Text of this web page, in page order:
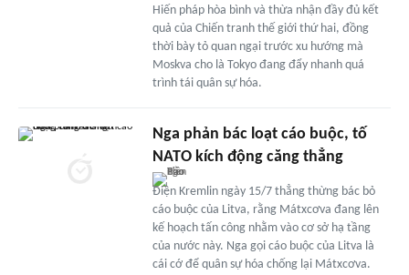
Hiến pháp hòa bình và thừa nhận đầy đủ kết
quả của Chiến tranh thế giới thứ hai, đồng
thời bày tỏ quan ngại trước xu hướng mà
Moskva cho là Tokyo đang đẩy nhanh quá
trình tái quân sự hóa.
Nga phản bác loạt cáo buộc, tố
NATO kích động căng thẳng
Điện Kremlin ngày 15/7 thẳng thừng bác bỏ
cáo buộc của Litva, rằng Mátxcơva đang lên
kế hoạch tấn công nhằm vào cơ sở hạ tầng
của nước này. Nga gọi cáo buộc của Litva là
cái cớ để quân sự hóa chống lại Mátxcơva.